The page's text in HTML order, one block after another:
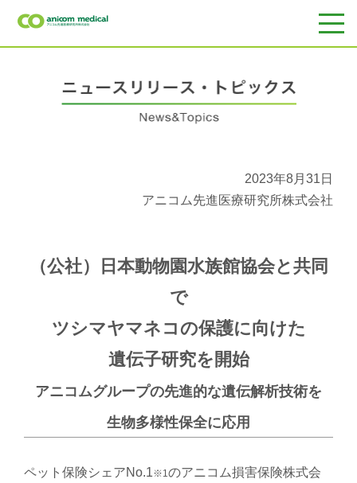
2023年8月31日
アニコム先進医療研究所株式会社
（公社）日本動物園水族館協会と共同
で
ツシマヤマネコの保護に向けた
遺伝子研究を開始
アニコムグループの先進的な遺伝解析技術を
生物多様性保全に応用
ペット保険シェアNo.1※1のアニコム損害保険株式会